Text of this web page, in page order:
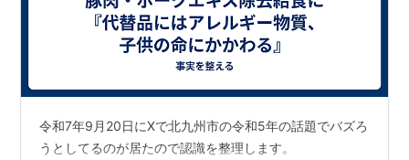
令和7年9月20日にXで北九州市の令和5年の話題でバズろ
うとしてるのが居たので認識を整理します。